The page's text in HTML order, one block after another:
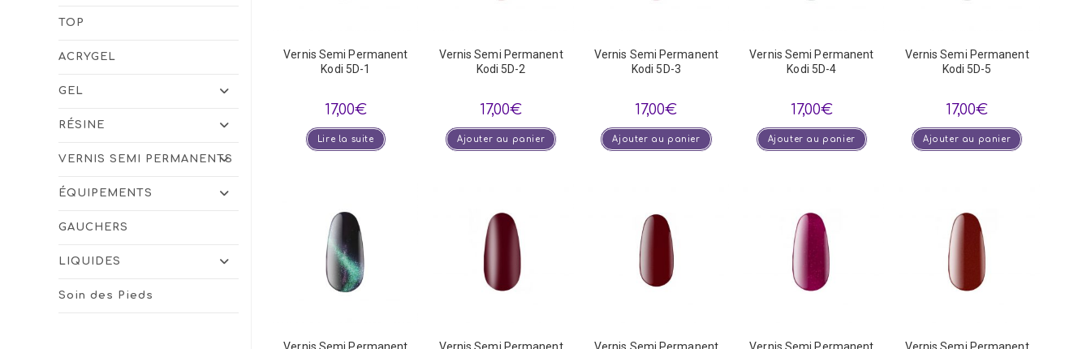
Vernis Semi Permanent
Kodi 5D-1
17,00€
Lire la suite
Vernis Semi Permanent
Kodi 5D-2
17,00€
Ajouter au panier
Vernis Semi Permanent
Kodi 5D-3
17,00€
Ajouter au panier
Vernis Semi Permanent
Kodi 5D-4
17,00€
Ajouter au panier
Vernis Semi Permanent
Kodi 5D-5
17,00€
Ajouter au panier
TOP
ACRYGEL
GEL
RÉSINE
VERNIS SEMI PERMANENTS
ÉQUIPEMENTS
GAUCHERS
LIQUIDES
Soin des Pieds